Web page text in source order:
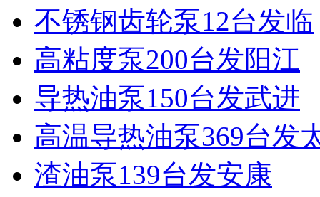
不锈钢齿轮泵12台发临
高粘度泵200台发阳江
导热油泵150台发武进
高温导热油泵369台发
渣油泵139台发安康